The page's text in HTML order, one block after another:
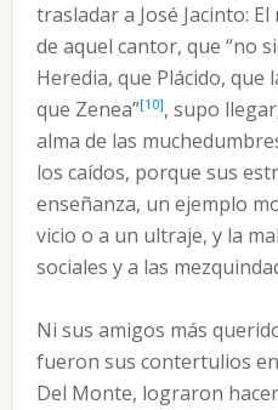
trasladar a José Jacinto:
de aquel cantor, que “no
Heredia, que Plácido, que
que Zenea”[10], supo
alma de las
los caídos, porque sus
enseñanza, un ejemplo
vicio o a un ultraje, y la
sociales y a las
Ni sus amigos más
fueron sus contertulios
Del Monte, lograron